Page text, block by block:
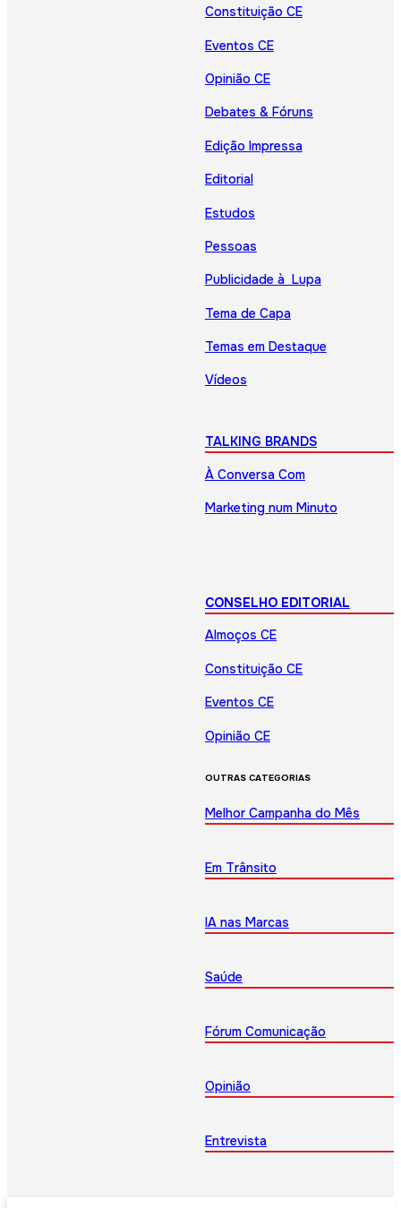
Constituição CE
Eventos CE
Opinião CE
Debates & Fóruns
Edição Impressa
Editorial
Estudos
Pessoas
Publicidade à Lupa
Tema de Capa
Temas em Destaque
Vídeos
TALKING BRANDS
À Conversa Com
Marketing num Minuto
CONSELHO EDITORIAL
Almoços CE
Constituição CE
Eventos CE
Opinião CE
OUTRAS CATEGORIAS
Melhor Campanha do Mês
Em Trânsito
IA nas Marcas
Saúde
Fórum Comunicação
Opinião
Entrevista